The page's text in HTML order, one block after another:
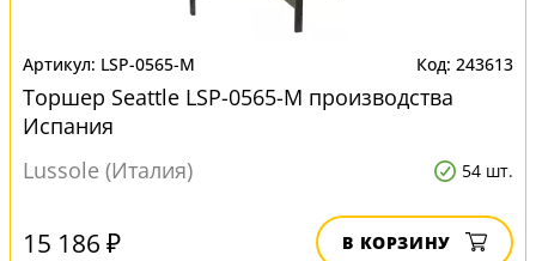
LSP-0565-M 243613
Торшер Seattle LSP-0565-M производства
Испания
Lussole (Италия)
54 шт.
15 186 ₽ В КОРЗИНУ